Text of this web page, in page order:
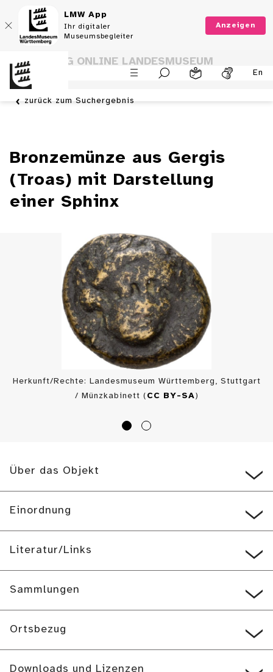
LMW App
Ihr digitaler
Museumsbegleiter
Anzeigen
En
SAMMLUNG ONLINE LANDESMUSEUM
WÜRTTEMBERG
zurück zum Suchergebnis
Bronzemünze aus Gergis
(Troas) mit Darstellung
einer Sphinx
Herkunft/Rechte: Landesmuseum Württemberg, Stuttgart
/ Münzkabinett ( CC BY-SA)
Über das Objekt
Einordnung
Literatur/Links
Sammlungen
Ortsbezug
Downloads und Lizenzen